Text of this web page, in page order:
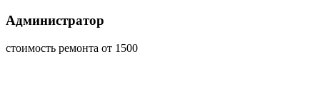
Администратор
стоимость ремонта от 1500